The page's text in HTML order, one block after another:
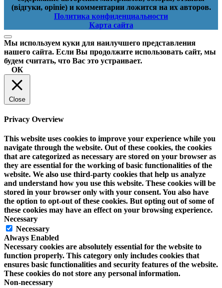
(відгуки, opinie) и комментарии ложится на их авторов.
Политика конфиденциальности
Карта сайта
Мы используем куки для наилучшего представления
нашего сайта. Если Вы продолжите использовать сайт, мы
будем считать, что Вас это устраивает.
ОК
Close
Privacy Overview
This website uses cookies to improve your experience while you
navigate through the website. Out of these cookies, the cookies
that are categorized as necessary are stored on your browser as
they are essential for the working of basic functionalities of the
website. We also use third-party cookies that help us analyze
and understand how you use this website. These cookies will be
stored in your browser only with your consent. You also have
the option to opt-out of these cookies. But opting out of some of
these cookies may have an effect on your browsing experience.
Necessary
Necessary
Always Enabled
Necessary cookies are absolutely essential for the website to
function properly. This category only includes cookies that
ensures basic functionalities and security features of the website.
These cookies do not store any personal information.
Non-necessary